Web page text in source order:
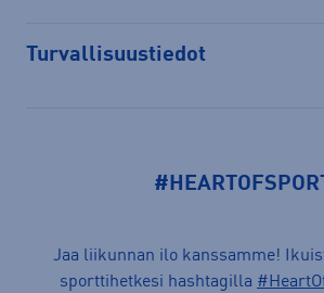
Turvallisuustiedot
Jaa liikunnan ilo kanssamme!
sporttihetkesi hashtagilla